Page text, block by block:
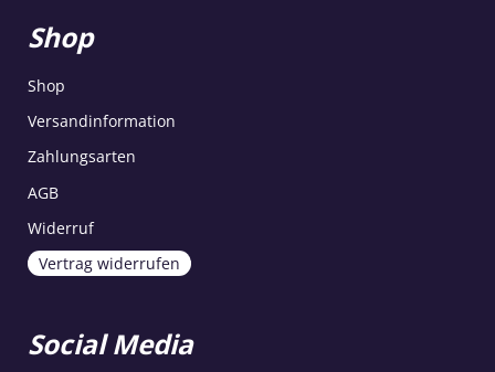
Shop
Shop
Versandinformation
Zahlungsarten
AGB
Widerruf
Vertrag widerrufen
Social Media